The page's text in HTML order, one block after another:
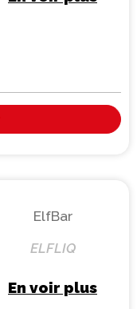
ElfBar
ELFLIQ
En voir plus